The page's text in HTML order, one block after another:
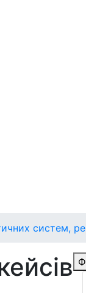
систем,